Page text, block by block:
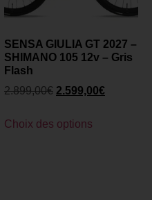
SENSA GIULIA GT 2027 –
SHIMANO 105 12v – Gris
Flash
2.899,00€ 2.599,00€
Choix des options